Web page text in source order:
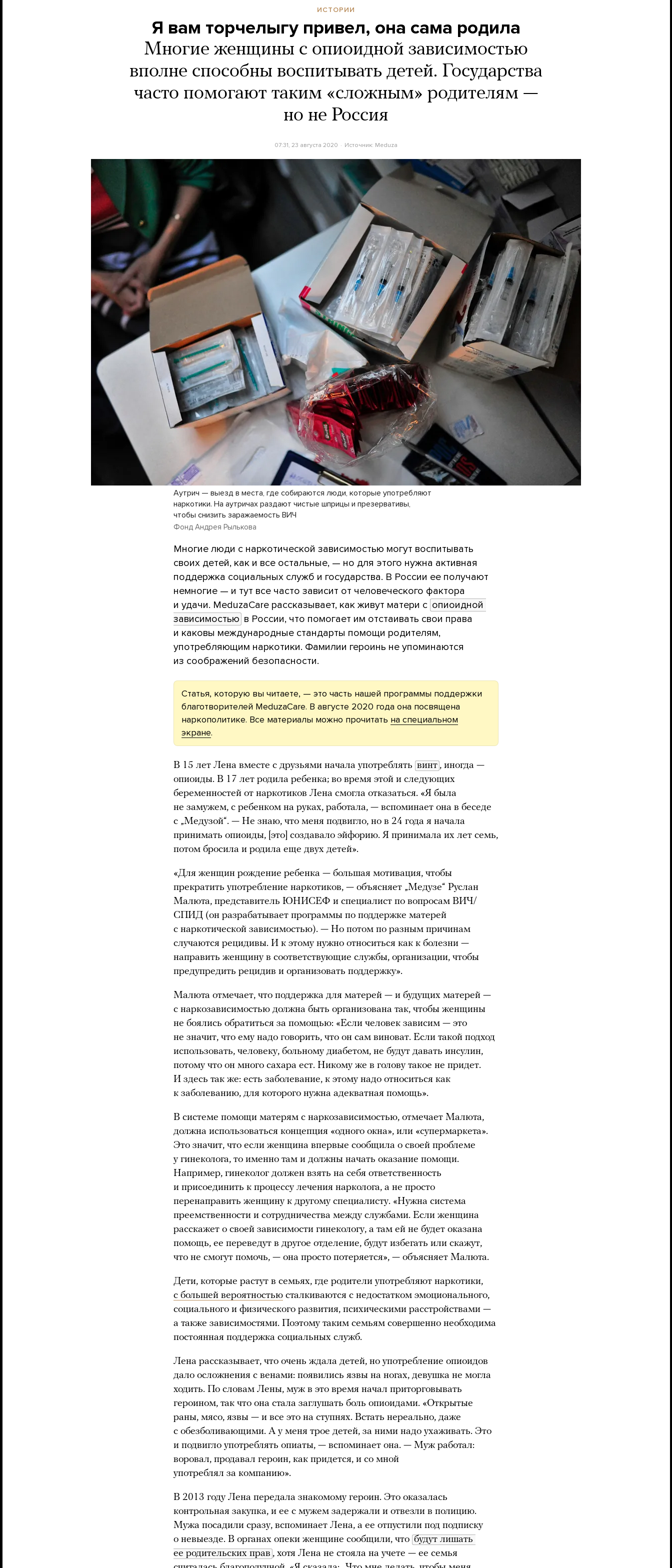
ИСТОРИИ
Я вам торчелыгу привел, она сама родила
Многие женщины с опиоидной зависимостью
вполне способны воспитывать детей. Государства
часто помогают таким «сложным» родителям —
но не Россия
07:31, 23 августа 2020 Источник: Meduza
Аутрич — выезд в места, где собираются люди, которые употребляют
наркотики. На аутричах раздают чистые шприцы и презервативы,
чтобы снизить заражаемость ВИЧ
Фонд Андрея Рылькова
Многие люди с наркотической зависимостью могут воспитывать
своих детей, как и все остальные, — но для этого нужна активная
поддержка социальных служб и государства. В России ее получают
немногие — и тут все часто зависит от человеческого фактора
и удачи. MeduzaCare рассказывает, как живут матери с опиоидной
зависимостью в России, что помогает им отстаивать свои права
и каковы международные стандарты помощи родителям,
употребляющим наркотики. Фамилии героинь не упоминаются
из соображений безопасности.
Статья, которую вы читаете, — это часть нашей программы поддержки
благотворителей MeduzaCare. В августе 2020 года она посвящена
наркополитике. Все материалы можно прочитать на специальном
экране.
В 15 лет Лена вместе с друзьями начала употреблять винт , иногда —
опиоиды. В 17 лет родила ребенка; во время этой и следующих
беременностей от наркотиков Лена смогла отказаться. «Я была
не замужем, с ребенком на руках, работала, — вспоминает она в беседе
с „Медузой“. — Не знаю, что меня подвигло, но в 24 года я начала
принимать опиоиды, [это] создавало эйфорию. Я принимала их лет семь,
потом бросила и родила еще двух детей».
«Для женщин рождение ребенка — большая мотивация, чтобы
прекратить употребление наркотиков, — объясняет „Медузе“ Руслан
Малюта, представитель ЮНИСЕФ и специалист по вопросам ВИЧ/
СПИД (он разрабатывает программы по поддержке матерей
с наркотической зависимостью). — Но потом по разным причинам
случаются рецидивы. И к этому нужно относиться как к болезни —
направить женщину в соответствующие службы, организации, чтобы
предупредить рецидив и организовать поддержку».
Малюта отмечает, что поддержка для матерей — и будущих матерей —
с наркозависимостью должна быть организована так, чтобы женщины
не боялись обратиться за помощью: «Если человек зависим — это
не значит, что ему надо говорить, что он сам виноват. Если такой подход
использовать, человеку, больному диабетом, не будут давать инсулин,
потому что он много сахара ест. Никому же в голову такое не придет.
И здесь так же: есть заболевание, к этому надо относиться как
к заболеванию, для которого нужна адекватная помощь».
В системе помощи матерям с наркозависимостью, отмечает Малюта,
должна использоваться концепция «одного окна», или «супермаркета».
Это значит, что если женщина впервые сообщила о своей проблеме
у гинеколога, то именно там и должны начать оказание помощи.
Например, гинеколог должен взять на себя ответственность
и присоединить к процессу лечения нарколога, а не просто
перенаправить женщину к другому специалисту. «Нужна система
преемственности и сотрудничества между службами. Если женщина
расскажет о своей зависимости гинекологу, а там ей не будет оказана
помощь, ее переведут в другое отделение, будут избегать или скажут,
что не смогут помочь, — она просто потеряется», — объясняет Малюта.
Дети, которые растут в семьях, где родители употребляют наркотики,
с большей вероятностью сталкиваются с недостатком эмоционального,
социального и физического развития, психическими расстройствами —
а также зависимостями. Поэтому таким семьям совершенно необходима
постоянная поддержка социальных служб.
Лена рассказывает, что очень ждала детей, но употребление опиоидов
дало осложнения с венами: появились язвы на ногах, девушка не могла
ходить. По словам Лены, муж в это время начал приторговывать
героином, так что она стала заглушать боль опиоидами. «Открытые
раны, мясо, язвы — и все это на ступнях. Встать нереально, даже
с обезболивающими. А у меня трое детей, за ними надо ухаживать. Это
и подвигло употреблять опиаты, — вспоминает она. — Муж работал:
воровал, продавал героин, как придется, и со мной
употреблял за компанию».
В 2013 году Лена передала знакомому героин. Это оказалась
контрольная закупка, и ее с мужем задержали и отвезли в полицию.
Мужа посадили сразу, вспоминает Лена, а ее отпустили под подписку
о невыезде. В органах опеки женщине сообщили, что будут лишать
ее родительских прав , хотя Лена не стояла на учете — ее семья